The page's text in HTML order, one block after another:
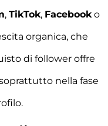
, TikTok, Facebook o
organica, che
di follower offre
nella fase